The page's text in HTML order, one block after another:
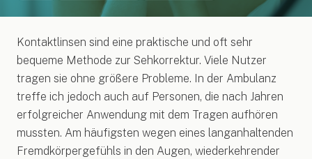
Kontaktlinsen sind eine praktische und oft sehr
bequeme Methode zur Sehkorrektur. Viele Nutzer
tragen sie ohne größere Probleme. In der Ambulanz
treffe ich jedoch auch auf Personen, die nach Jahren
erfolgreicher Anwendung mit dem Tragen aufhören
mussten. Am häufigsten wegen eines langanhaltenden
Fremdkörpergefühls in den Augen, wiederkehrender